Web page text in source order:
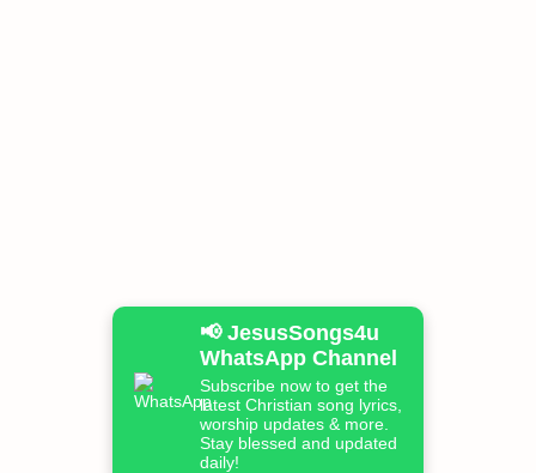
📢 JesusSongs4u
WhatsApp Channel
Subscribe now to get the
latest Christian song lyrics,
worship updates & more.
Stay blessed and updated
daily!